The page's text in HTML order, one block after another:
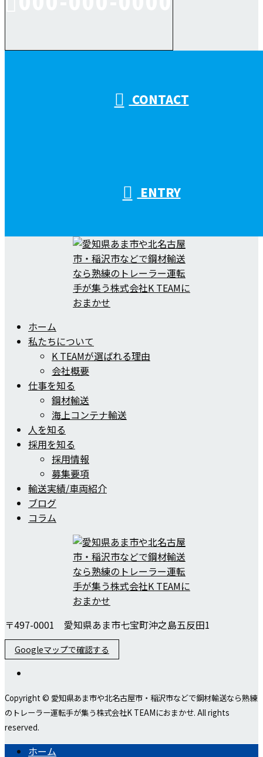
CONTACT
ENTRY
ホーム
私たちについて
K TEAMが選ばれる理由
会社概要
仕事を知る
鋼材輸送
海上コンテナ輸送
人を知る
採用を知る
採用情報
募集要項
輸送実績/車両紹介
ブログ
コラム
〒497-0001 愛知県あま市七宝町沖之島五反田1
Googleマップで確認する
Copyright © 愛知県あま市や北名古屋市・稲沢市などで鋼材輸送なら熟練
のトレーラー運転手が集う株式会社K TEAMにおまかせ. All rights
reserved.
ホーム